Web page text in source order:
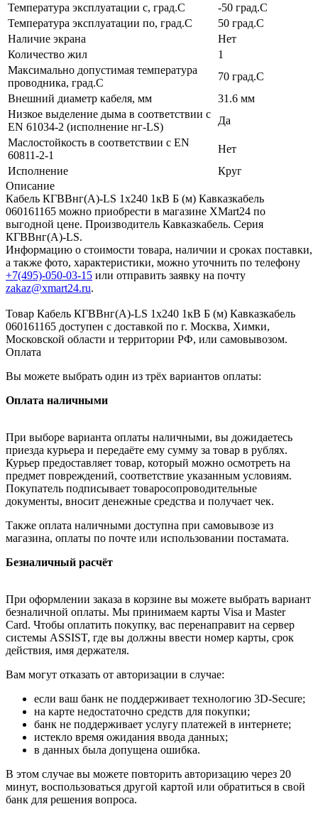
Температура эксплуатации с, град.C
-50 град.C
Температура эксплуатации по, град.C
50 град.C
Наличие экрана
Нет
Количество жил
1
Максимально допустимая температура
проводника, град.C
70 град.C
Внешний диаметр кабеля, мм
31.6 мм
Низкое выделение дыма в соответствии с
EN 61034-2 (исполнение нг-LS)
Да
Маслостойкость в соответствии с EN
60811-2-1
Нет
Исполнение
Круг
Описание
Кабель КГВВнг(А)-LS 1х240 1кВ Б (м) Кавказкабель
060161165 можно приобрести в магазине XMart24 по
выгодной цене. Производитель Кавказкабель. Серия
КГВВнг(А)-LS.
Информацию о стоимости товара, наличии и сроках поставки,
а также фото, характеристики, можно уточнить по телефону
+7(495)-050-03-15 или отправить заявку на почту
zakaz@xmart24.ru.
Товар Кабель КГВВнг(А)-LS 1х240 1кВ Б (м) Кавказкабель
060161165 доступен с доставкой по г. Москва, Химки,
Московской области и территории РФ, или самовывозом.
Оплата
Вы можете выбрать один из трёх вариантов оплаты:
Оплата наличными
При выборе варианта оплаты наличными, вы дожидаетесь
приезда курьера и передаёте ему сумму за товар в рублях.
Курьер предоставляет товар, который можно осмотреть на
предмет повреждений, соответствие указанным условиям.
Покупатель подписывает товаросопроводительные
документы, вносит денежные средства и получает чек.
Также оплата наличными доступна при самовывозе из
магазина, оплаты по почте или использовании постамата.
Безналичный расчёт
При оформлении заказа в корзине вы можете выбрать вариант
безналичной оплаты. Мы принимаем карты Visa и Master
Card. Чтобы оплатить покупку, вас перенаправит на сервер
системы ASSIST, где вы должны ввести номер карты, срок
действия, имя держателя.
Вам могут отказать от авторизации в случае:
если ваш банк не поддерживает технологию 3D-Secure;
на карте недостаточно средств для покупки;
банк не поддерживает услугу платежей в интернете;
истекло время ожидания ввода данных;
в данных была допущена ошибка.
В этом случае вы можете повторить авторизацию через 20
минут, воспользоваться другой картой или обратиться в свой
банк для решения вопроса.